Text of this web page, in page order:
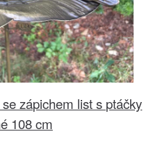
zápichem list s ptáčky
108 cm